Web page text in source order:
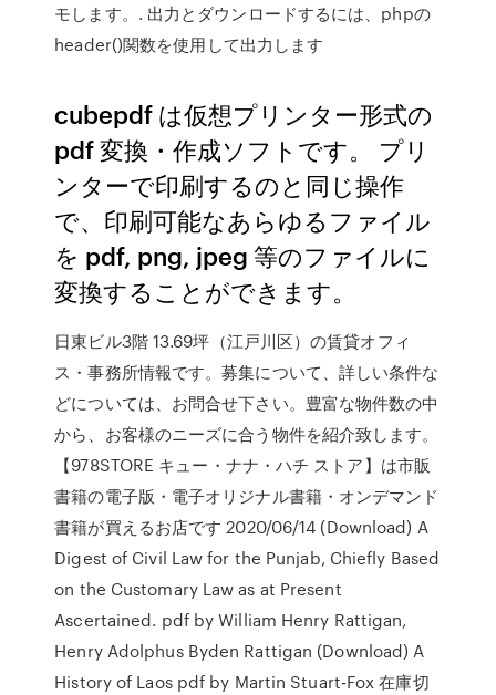
モします。. 出力とダウンロードするには、phpの
header()関数を使用して出力します
cubepdf は仮想プリンター形式の
pdf 変換・作成ソフトです。 プリ
ンターで印刷するのと同じ操作
で、印刷可能なあらゆるファイル
を pdf, png, jpeg 等のファイルに
変換することができます。
日東ビル3階 13.69坪（江戸川区）の賃貸オフィ
ス・事務所情報です。募集について、詳しい条件な
どについては、お問合せ下さい。豊富な物件数の中
から、お客様のニーズに合う物件を紹介致します。
【978STORE キュー・ナナ・ハチ ストア】は市販
書籍の電子版・電子オリジナル書籍・オンデマンド
書籍が買えるお店です 2020/06/14 (Download) A
Digest of Civil Law for the Punjab, Chiefly Based
on the Customary Law as at Present
Ascertained. pdf by William Henry Rattigan,
Henry Adolphus Byden Rattigan (Download) A
History of Laos pdf by Martin Stuart-Fox 在庫切